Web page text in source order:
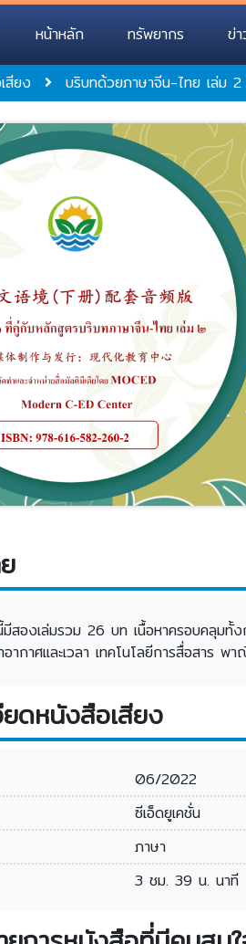
หน้าหลัก ทรัพยากร ข่
สียง บริบทด้วยภาษาจีน-ไทย เล่ม 2
สองเล่มรวม 26 บท เนื้อหาครอบคลุมทั้
ากาศและเวลา เทคโนโลยีการสื่อสาร พ
ยดหนังสือเสียง
06/2022
ซีเอ็ดยูเคชั่น
ภาษา
3 ชม. 39 น. นาที